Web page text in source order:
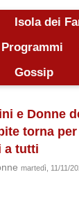
Isola dei
Programmi
Gossip
e Donne
torna
a tutti
martedì, 11/11/